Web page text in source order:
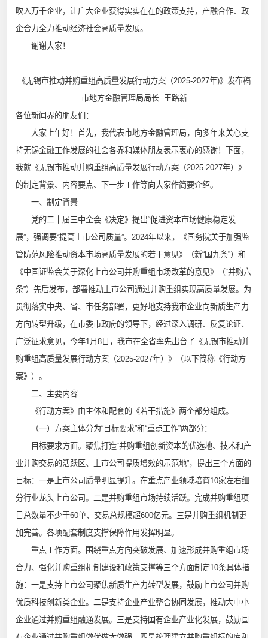
吹入万千企业，让广大企业获得实实在在的政策支持，产融合作、政
企合力全力推动经济社会高质量发展。
谢谢大家！
《无锡市推动并购重组高质量发展行动方案（2025-2027年)》发布稿
市地方金融管理局局长 王路新
各位新闻界的朋友们：
大家上午好！首先，我代表市地方金融管理局，向多年来关心支
持无锡金融工作发展的社会各界和媒体朋友表示衷心的感谢！下面，
我就《无锡市推动并购重组高质量发展行动方案（2025-2027年）》
的制定背景、内容要点、下一步工作等向大家作简要介绍。
一、制定背景
党的二十届三中全会《决定》提出“促进资本市场健康稳定发
展”，强调要“提高上市公司质量”。2024年以来，《国务院关于加强监
管防范风险推动资本市场高质量发展的若干意见》（新“国九条”）和
《中国证监会关于深化上市公司并购重组市场改革的意见》（“并购六
条”）先后发布，部署推动上市公司通过并购重组实现高质量发展。为
贯彻落实中央、省、市任务部署，更好地支持我市企业向新质生产力
方向转型升级，在市委市政府的领导下，经过深入调研、反复论证、
广泛征求意见，今年1月8日，我市在全省率先出台了《无锡市推动并
购重组高质量发展行动方案（2025-2027年）》（以下简称《行动方
案》）。
二、主要内容
《行动方案》由主体和配套的《若干措施》两个部分组成。
（一）方案主体分为“目标要求”和“重点工作”两部分：
目标要求方面。聚焦打造“并购重组创新资本的优选地、技术和产
业并购交易的活跃区、上市公司提质增效的示范地”，提出三个方面的
目标：一是上市公司质量明显提升。在重点产业领域培育10家左右细
分行业龙头上市公司。二是并购重组市场持续活跃。完成并购重组项
目总数量不少于60单、交易总规模超600亿元。三是并购重组机制更
加完善。各项配套制度支撑保障作用发挥明显。
重点工作方面。围绕重点方向突破发展、加速形成并购重组市场
合力、强化并购重组机制建设和政策支撑等三个方面制定10条具体措
施：一是支持上市公司聚焦新质生产力转型发展，鼓励上市公司并购
优质科技创新类企业。二是支持企业产业整合协同发展，推动大中小
企业通过并购重组融通发展。三是支持国有企业产业化发展，鼓励国